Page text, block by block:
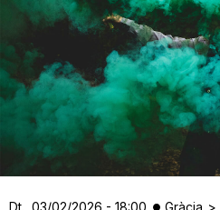
Dt., 03/02/2026 - 18:00 Gràcia